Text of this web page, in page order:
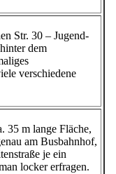
Str. 30 – Jugend-
dem
verschiedene
35 m lange Fläche,
am Busbahnhof,
je ein
locker erfragen.